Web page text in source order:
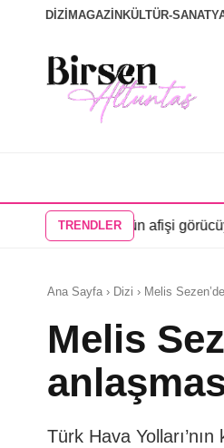
DİZİ MAGAZİN KÜLTÜR-SANAT
TRENDLER
Köşk”ün afişi görücüye çıktı•
Ana Sayfa › Dizi › Melis
Melis
Türk Hava